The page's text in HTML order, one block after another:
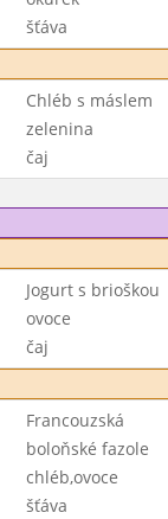
šťáva
Chléb s máslem
zelenina
čaj
Jogurt s brioškou
ovoce
čaj
Francouzská
boloňské fazole
chléb,ovoce
šťáva